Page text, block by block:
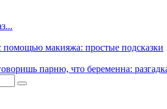
помощью макияжа: простые подсказки
парню, что беременна: